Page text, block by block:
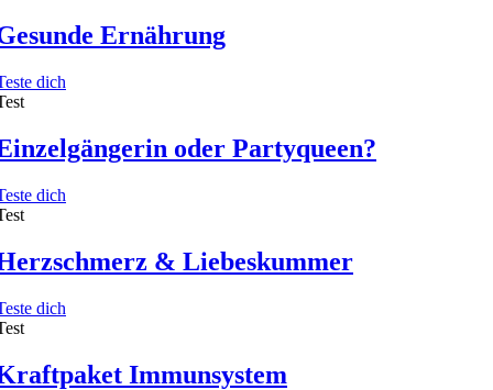
Ernährung
dich
oder Partyqueen?
dich
& Liebeskummer
dich
Immunsystem